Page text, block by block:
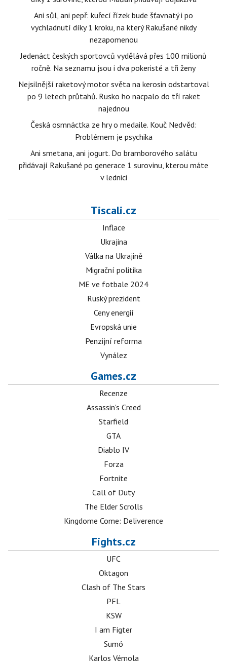
Ani sůl, ani pepř: kuřecí řízek bude šťavnatý i po
vychladnutí díky 1 kroku, na který Rakušané nikdy
nezapomenou
Jedenáct českých sportovců vydělává přes 100 milionů
ročně. Na seznamu jsou i dva pokeristé a tři ženy
Nejsilnější raketový motor světa na kerosin odstartoval
po 9 letech průtahů. Rusko ho nacpalo do tří raket
najednou
Česká osmnáctka ze hry o medaile. Kouč Nedvěd:
Problémem je psychika
Ani smetana, ani jogurt. Do bramborového salátu
přidávají Rakušané po generace 1 surovinu, kterou máte
v lednici
Tiscali.cz
Inflace
Ukrajina
Válka na Ukrajině
Migrační politika
ME ve fotbale 2024
Ruský prezident
Ceny energií
Evropská unie
Penzijní reforma
Vynález
Games.cz
Recenze
Assassin's Creed
Starfield
GTA
Diablo IV
Forza
Fortnite
Call of Duty
The Elder Scrolls
Kingdome Come: Deliverence
Fights.cz
UFC
Oktagon
Clash of The Stars
PFL
KSW
I am Figter
Sumó
Karlos Vémola